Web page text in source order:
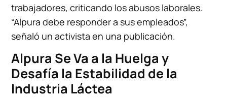
trabajadores, criticando los abusos laborales.
“Alpura debe responder a sus empleados”,
señaló un activista en una publicación.
Alpura Se Va a la Huelga y
Desafía la Estabilidad de la
Industria Láctea